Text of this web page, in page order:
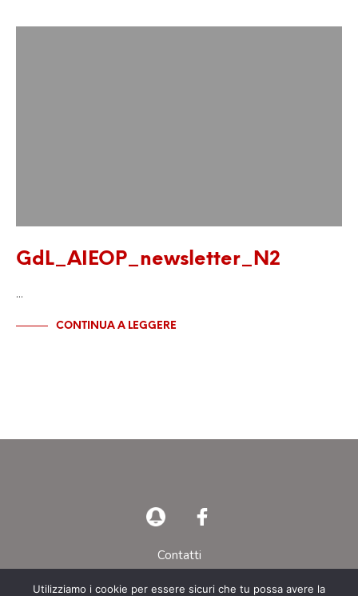
GdL_AIEOP_newsletter_N2
…
CONTINUA A LEGGERE
Contatti
Utilizziamo i cookie per essere sicuri che tu possa avere la